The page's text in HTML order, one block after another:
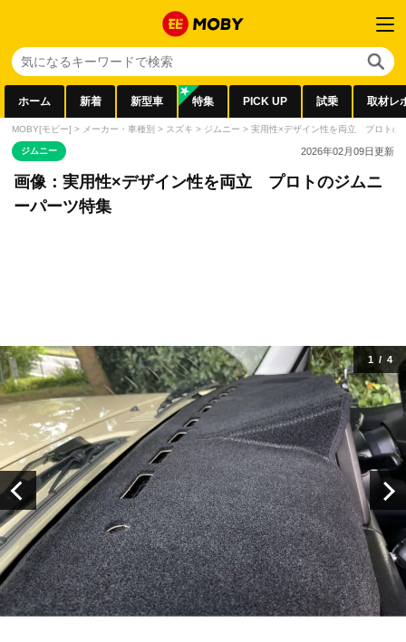
ホーム 新着 新型車 特集 PICK UP 試乗 取材レ
MOBY[モビー] > メーカー・車種別 > スズキ > ジムニー > 実用性×デザイン性を両立 プロトの
ジムニー 2026年02月09日更新
画像：実用性×デザイン性を両立 プロトのジムニ
ーパーツ特集
1/ 4